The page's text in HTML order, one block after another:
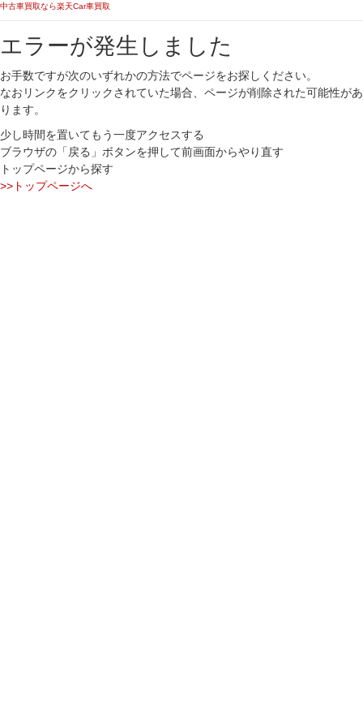
中古車買取なら楽天Car車買取
エラーが発生しました
お手数ですが次のいずれかの方法でページをお探しください。
なおリンクをクリックされていた場合、ページが削除された可能性があ
ります。
少し時間を置いてもう一度アクセスする
ブラウザの「戻る」ボタンを押して前画面からやり直す
トップページから探す
>>トップページへ